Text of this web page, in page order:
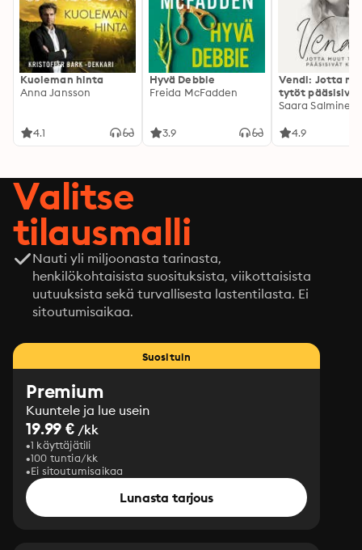
Kuoleman hinta
Anna Jansson
4.1
Hyvä Debbie
Freida McFadden
3.9
Vendi: Jotta
tytöt pääsisivät
kotiin
Saara Salminen
4.9
Valitse
tilausmalli
Nauti yli miljoonasta tarinasta,
henkilökohtaisista suosituksista, viikottaisista
uutuuksista sekä turvallisesta lastentilasta. Ei
sitoutumisaikaa.
Suosituin
Premium
Kuuntele ja lue usein
19.99 € /kk
1 käyttäjätili
100 tuntia/kk
Ei sitoutumisaikaa
Lunasta tarjous